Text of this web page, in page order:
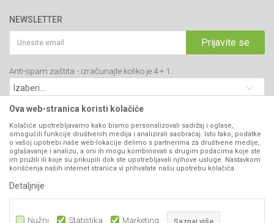
webshop@agromarket.rs
PIB: 102135221
Matični broj: 07593252
Brendovi
Katalozi
Blog
Najčešća pitanja
Politika privatnosti
Kako kupiti
Isporuka
Click & Collect
Načini plaćanja
Plaćanje karticama
Web kredit Raiffeisen banke
Pravo na odustajanje
Reklamacije
Zamena artikala
NEWSLETTER
Prijavite se
Anti-spam zaštita - izračunajte koliko je 4 + 1 :
VIBER I SMS NEWSLETTER
Prijavite se
PRATITE NAS
Ova web-stranica koristi kolačiće
Kolačiće upotrebljavamo kako bismo personalizovali sadržaj i oglase,
omogućili funkcije društvenih medija i analizirali saobraćaj. Isto tako, podatke
o vašoj upotrebi naše web-lokacije delimo s partnerima za društvene medije,
oglašavanje i analizu, a oni ih mogu kombinovati s drugim podacima koje ste
im pružili ili koje su prikupili dok ste upotrebljavali njihove usluge. Nastavkom
korišćenja naših internet stranica vi prihvatate našu upotrebu kolačića.
Detaljnije
Nužni Statistika Marketing